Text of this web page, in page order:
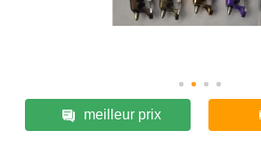
meilleur prix